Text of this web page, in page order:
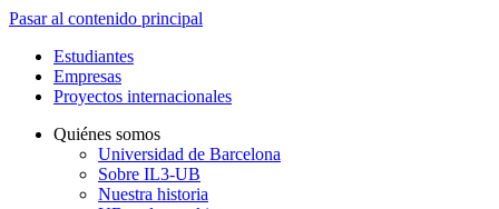
Pasar al contenido principal
Estudiantes
Empresas
Proyectos internacionales
Quiénes somos
Universidad de Barcelona
Sobre IL3-UB
Nuestra historia